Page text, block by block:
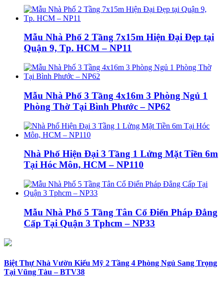
Mẫu Nhà Phố 2 Tầng 7x15m Hiện Đại Đẹp tại
Quận 9, Tp. HCM – NP11
Mẫu Nhà Phố 3 Tầng 4x16m 3 Phòng Ngủ 1
Phòng Thờ Tại Bình Phước – NP62
Nhà Phố Hiện Đại 3 Tầng 1 Lửng Mặt Tiền 6m
Tại Hóc Môn, HCM – NP110
Mẫu Nhà Phố 5 Tầng Tân Cổ Điển Pháp Đẳng
Cấp Tại Quận 3 Tphcm – NP33
Biệt Thự Nhà Vườn Kiểu Mỹ 2 Tầng 4 Phòng Ngủ Sang Trọng
Tại Vũng Tàu – BTV38